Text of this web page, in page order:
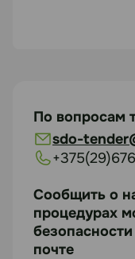
По вопросам
sdo-
Сообщить о
процедурах
почте
Выбор
комплекса работ
риквартальных
строительстве
Срок подачи
12.08.2026